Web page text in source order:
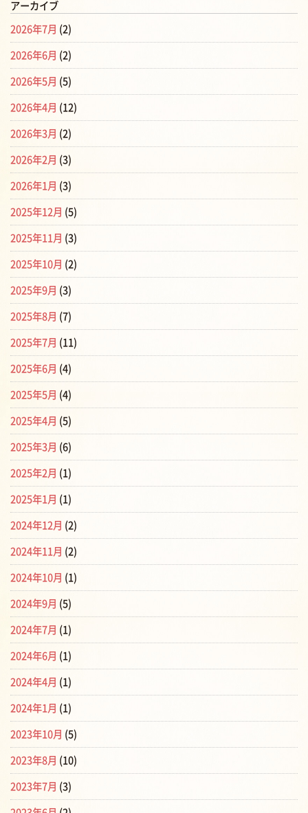
アーカイブ
2026年7月 (2)
2026年6月 (2)
2026年5月 (5)
2026年4月 (12)
2026年3月 (2)
2026年2月 (3)
2026年1月 (3)
2025年12月 (5)
2025年11月 (3)
2025年10月 (2)
2025年9月 (3)
2025年8月 (7)
2025年7月 (11)
2025年6月 (4)
2025年5月 (4)
2025年4月 (5)
2025年3月 (6)
2025年2月 (1)
2025年1月 (1)
2024年12月 (2)
2024年11月 (2)
2024年10月 (1)
2024年9月 (5)
2024年7月 (1)
2024年6月 (1)
2024年4月 (1)
2024年1月 (1)
2023年10月 (5)
2023年8月 (10)
2023年7月 (3)